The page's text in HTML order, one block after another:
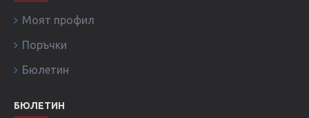
Моят профил
Поръчки
Бюлетин
БЮЛЕТИН